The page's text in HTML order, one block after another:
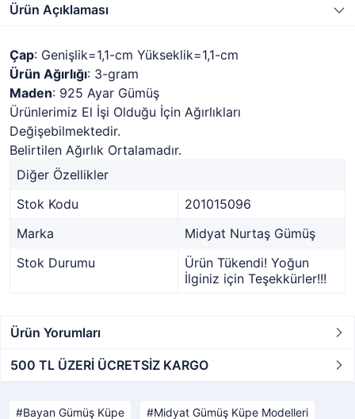
Ürün Açıklaması
Çap: Genişlik=1,1-cm Yükseklik=1,1-cm
Ürün Ağırlığı: 3-gram
Maden: 925 Ayar Gümüş
Ürünlerimiz El İşi Olduğu İçin Ağırlıkları
Değişebilmektedir.
Belirtilen Ağırlık Ortalamadır.
Diğer Özellikler
Stok Kodu
201015096
Marka
Midyat Nurtaş Gümüş
Stok Durumu
Ürün Tükendi! Yoğun
İlginiz için Teşekkürler!!!
Ürün Yorumları
500 TL ÜZERİ ÜCRETSİZ KARGO
Bayan Gümüş Küpe Midyat Gümüş Küpe Modelleri